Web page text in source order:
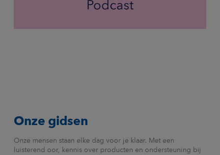
Onze gidsen
Onze mensen staan elke dag voor je klaar. Met een
luisterend oor, kennis over producten en ondersteuning bij